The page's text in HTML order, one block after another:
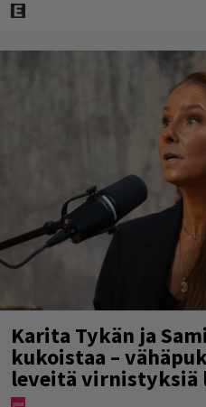
Karita Tykän ja
kukoistaa –
leveitä